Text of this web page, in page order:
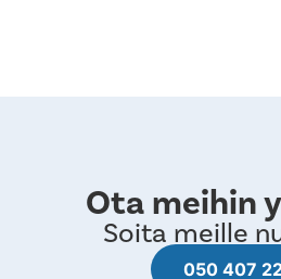
Ota meihin
Soita meille
050 407